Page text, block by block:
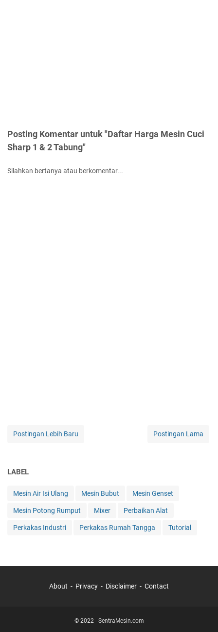
Posting Komentar untuk "Daftar Harga Mesin Cuci
Sharp 1 & 2 Tabung"
Silahkan bertanya atau berkomentar...
Postingan Lebih Baru Postingan Lama
LABEL
Mesin Air Isi Ulang Mesin Bubut Mesin Genset
Mesin Potong Rumput Mixer Perbaikan Alat
Perkakas Industri Perkakas Rumah Tangga Tutorial
About Privacy Disclaimer Contact
© 2022 - SentraMesin.com